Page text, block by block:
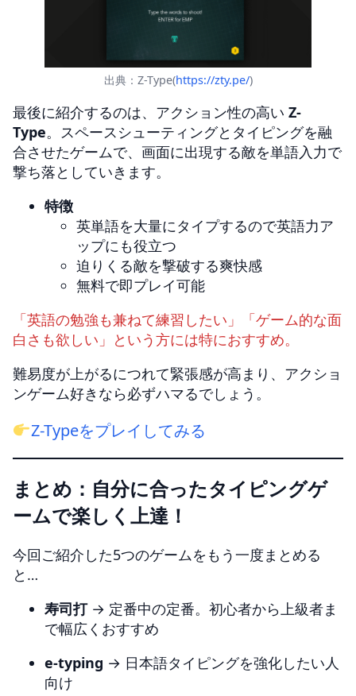
出典：Z-Type(https://zty.pe/)
最後に紹介するのは、アクション性の高い Z-
Type。スペースシューティングとタイピングを融
合させたゲームで、画面に出現する敵を単語入力で
撃ち落としていきます。
特徴
英単語を大量にタイプするので英語力ア
ップにも役立つ
迫りくる敵を撃破する爽快感
無料で即プレイ可能
「英語の勉強も兼ねて練習したい」「ゲーム的な面
白さも欲しい」という方には特におすすめ。
難易度が上がるにつれて緊張感が高まり、アクショ
ンゲーム好きなら必ずハマるでしょう。
Z-Typeをプレイしてみる
まとめ：自分に合ったタイピングゲ
ームで楽しく上達！
今回ご紹介した5つのゲームをもう一度まとめる
と…
寿司打→ 定番中の定番。初心者から上級者ま
で幅広くおすすめ
e-typing → 日本語タイピングを強化したい人
向け